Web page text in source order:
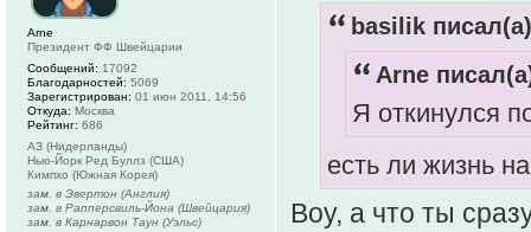
basilik
Arne
Я откинулся
есть ли жизнь
Воу, а что ты
Arne
Президент ФФ Швейцарии
Сообщений: 17092
Благодарностей: 5069
Зарегистрирован: 01 июн 2011, 14:56
Откуда: Москва
Рейтинг: 686
АЗ (Нидерланды)
Нью-Йорк Ред Буллз (США)
Кимпхо (Южная Корея)
зам. в Эвертон (Англия)
зам. в Рапперсвиль-Йона (Швейцария)
зам. в Карнарвон Таун (Уэльс)